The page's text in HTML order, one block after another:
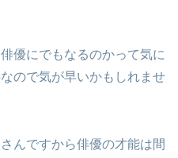
優にでもなるのかって気に
ので気が早いかもしれませ
んですから俳優の才能は間